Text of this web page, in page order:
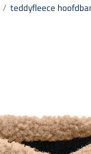
teddyfleece